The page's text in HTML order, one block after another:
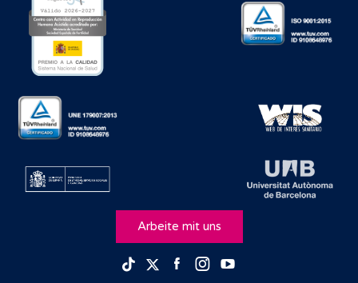
Arbeite mit uns
TikTokTwitterFacebook
Instagram